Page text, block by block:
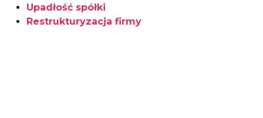
Upadłość spółki
Restrukturyzacja firmy